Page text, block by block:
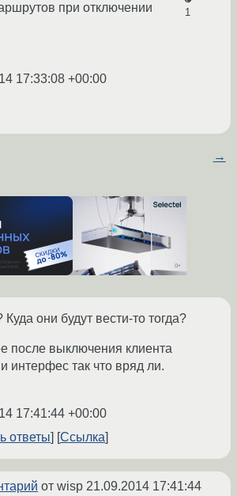
1
при отключении
17:33:08 +00:00
→
они будут вести-то тогда?
после выключения клиента
интерфес так что вряд ли.
17:41:44 +00:00
ответы
Ссылка
от wisp 21.09.2014 17:41:44